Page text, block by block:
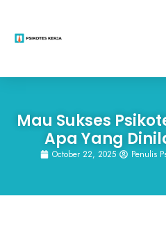
Mau Sukses
Apa Yang
October 22, 2025 Penulis